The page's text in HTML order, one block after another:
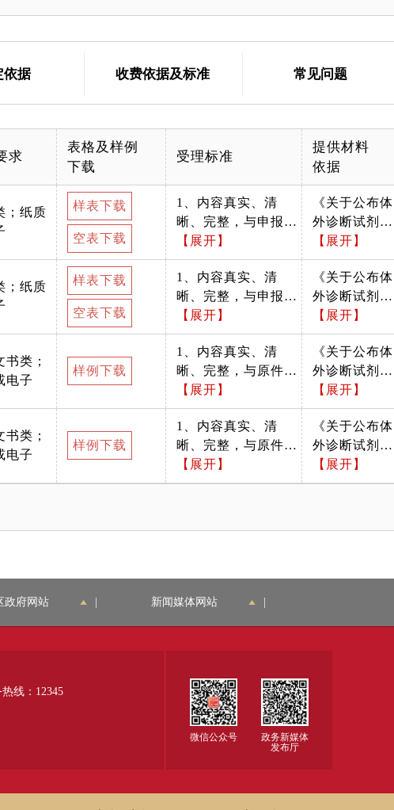
依据 收费依据及标准 常见问题
求
表格及样例
下载
受理标准
提供材料
依据
；纸质
样表下载
空表下载
1、内容真实、清
晰、完整，与申报资
料一致；2、加盖企
业公章；3、需确认
材料是否按照办事指
南中所列格式递交。
按照填表要求填写。
【展开】
《关于公布体
外诊断试剂注
册申报资料要
求和批准证明
文件格式的公
告》（国家药
品监督管理局
2021年第122
号）附件4、
附件5、附件
6、附件7
【展开】
；纸质
样表下载
空表下载
1、内容真实、清
晰、完整，与申报资
料一致；2、加盖企
业公章；3、需确认
材料是否按照办事指
南中所列格式递交。
按照填表要求填写。
【展开】
《关于公布体
外诊断试剂注
册申报资料要
求和批准证明
文件格式的公
告》（国家药
品监督管理局
2021年第122
号）附件4、
附件5、附件
6、附件7
【展开】
书类；
电子
样例下载
1、内容真实、清
晰、完整，与原件一
致；2、证件在有效
期内；3、加盖企业
公章；4、需确认材
料是否按照办事指南
中所列格式递交。
【展开】
《关于公布体
外诊断试剂注
册申报资料要
求和批准证明
文件格式的公
告》（国家药
品监督管理局
2021年第122
【展开】
书类；
电子
样例下载
1、内容真实、清
晰、完整，与原件一
致；2、证件在有效
期内；3、加盖企业
【展开】
《关于公布体
外诊断试剂注
册申报资料要
求和批准证明
号）附件4、
【展开】
政府网站 新闻媒体网站
线：12345
微信公众号
政务新媒体
发布厅